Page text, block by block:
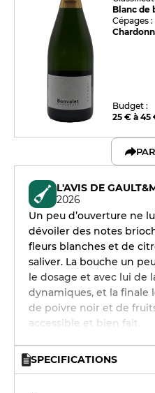
Blanc de
Cépages :
Budget :
25 € à 45
L'AVIS DE
2026
Un peu d’ouverture ne
dévoiler des notes
fleurs blanches et de
saliver. La bouche un
le dosage et avec lui de
dynamiques, et la finale
de poivre noir et de
accessible et bien fait.
SPECIFICATIONS